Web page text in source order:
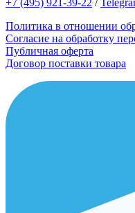
+7 (495) 921-39-22 /
Политика в отношении
Согласие на обработку
Публичная оферта
Договор поставки товара